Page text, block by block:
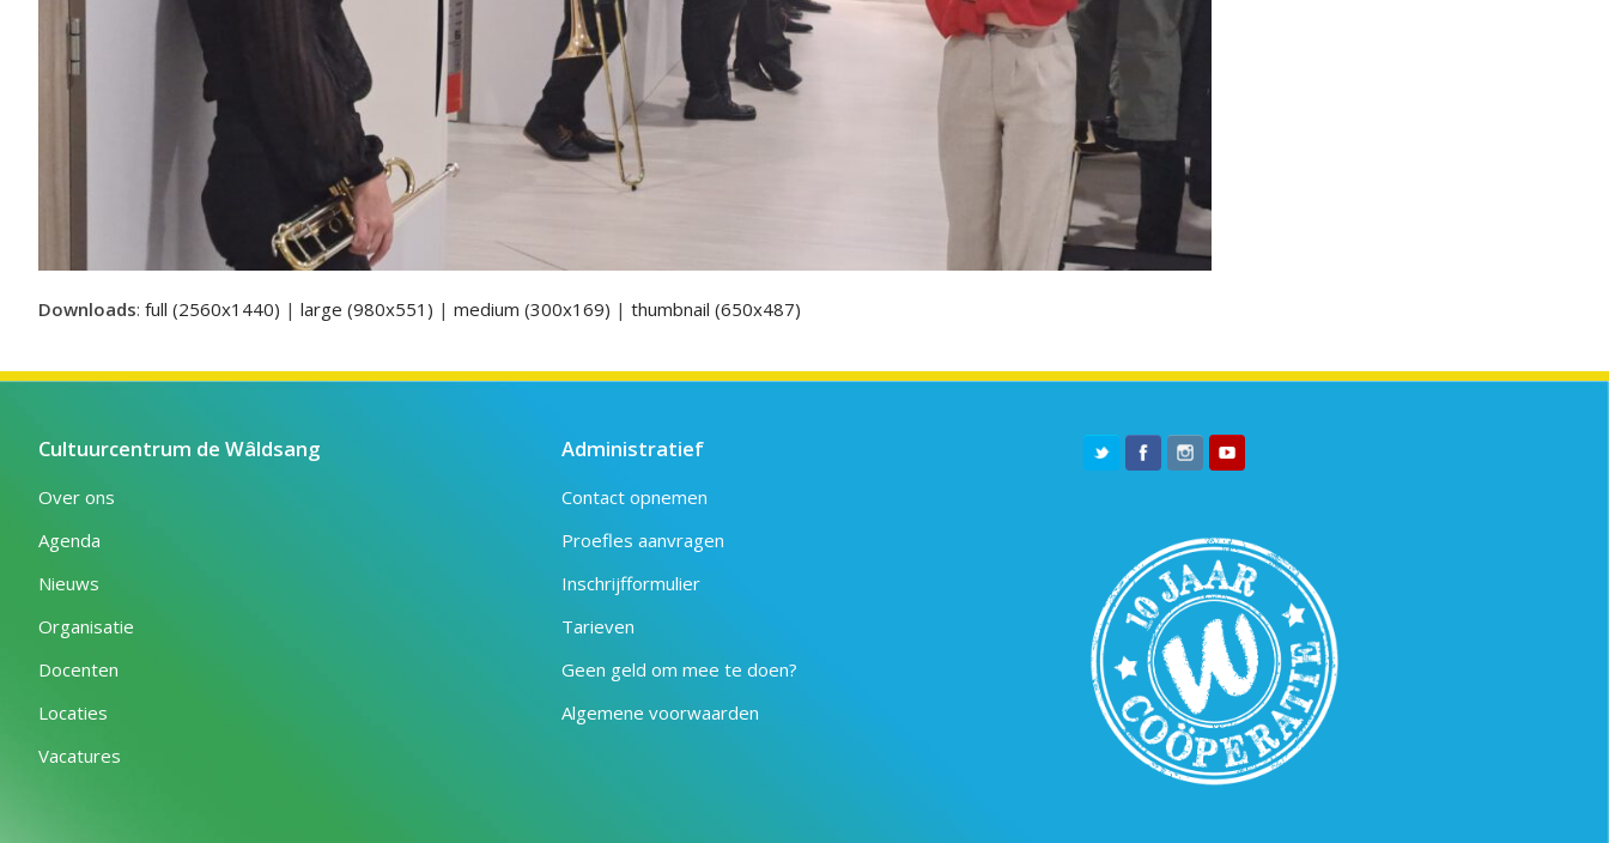
Downloads: full (2560x1440) | large (980x551) | medium (300x169) | thumbnail (650x487)
Cultuurcentrum de Wâldsang
Over ons
Agenda
Nieuws
Organisatie
Docenten
Locaties
Vacatures
Administratief
Contact opnemen
Proefles aanvragen
Inschrijfformulier
Tarieven
Geen geld om mee te doen?
Algemene voorwaarden